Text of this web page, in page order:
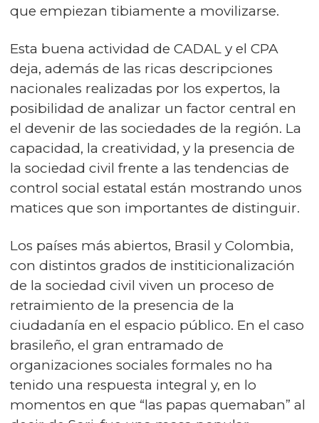
que empiezan tibiamente a movilizarse.
Esta buena actividad de CADAL y el CPA
deja, además de las ricas descripciones
nacionales realizadas por los expertos, la
posibilidad de analizar un factor central en
el devenir de las sociedades de la región. La
capacidad, la creatividad, y la presencia de
la sociedad civil frente a las tendencias de
control social estatal están mostrando unos
matices que son importantes de distinguir.
Los países más abiertos, Brasil y Colombia,
con distintos grados de institicionalización
de la sociedad civil viven un proceso de
retraimiento de la presencia de la
ciudadanía en el espacio público. En el caso
brasileño, el gran entramado de
organizaciones sociales formales no ha
tenido una respuesta integral y, en lo
momentos en que “las papas quemaban” al